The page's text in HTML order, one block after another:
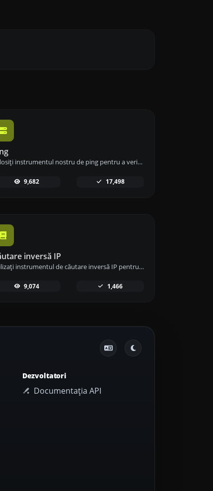
Folosiți instrumentul nostru de ping pentru a verifica rapid și eficient starea și timpul de răspuns al oricărui site web, server sau port.
9,682 17,498
inversă IP
Utilizați instrumentul de căutare inversă IP pentru a găsi rapid și ușor domeniul sau gazda asociată cu orice adresă IP.
9,074 1,466
Dezvoltatori
Documentația API